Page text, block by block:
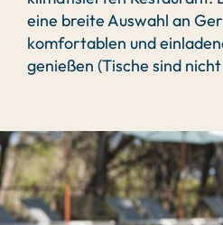
eine breite Auswahl an
komfortablen und
genießen (Tische sind